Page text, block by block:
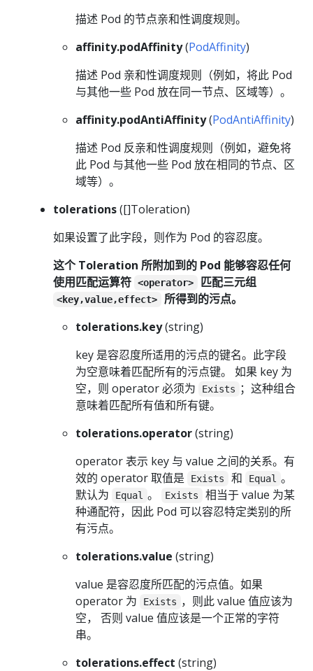
描述 Pod 的节点亲和性调度规则。
affinity.podAffinity(PodAffinity)
描述 Pod 亲和性调度规则（例如，将此 Pod
与其他一些 Pod 放在同一节点、区域等）。
affinity.podAntiAffinity(PodAntiAffinity)
描述 Pod 反亲和性调度规则（例如，避免将
此 Pod 与其他一些 Pod 放在相同的节点、区
域等）。
tolerations([]Toleration)
如果设置了此字段，则作为 Pod 的容忍度。
这个 Toleration 所附加到的 Pod 能够容忍任何
使用匹配运算符 <operator> 匹配三元组
<key,value,effect>
所得到的污点。
tolerations.key(string)
key 是容忍度所适用的污点的键名。此字段
为空意味着匹配所有的污点键。 如果 key 为
空，则 operator 必须为
Exists
；这种组合
意味着匹配所有值和所有键。
tolerations.operator(string)
operator 表示 key 与 value 之间的关系。有
效的 operator 取值是
Exists 和 Equal 。
默认为
Equal 。 Exists
相当于 value 为某
种通配符，因此 Pod 可以容忍特定类别的所
有污点。
tolerations.value (string)
value 是容忍度所匹配的污点值。如果
operator 为
Exists ，则此 value 值应该为
空， 否则 value 值应该是一个正常的字符
串。
tolerations.effect (string)